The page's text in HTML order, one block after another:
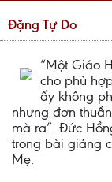
Đặng Tự Do
“Một Giáo
cho phù
ấy không
nhưng đơn
mà ra”. Đức
trong bài giảng
Mẹ.